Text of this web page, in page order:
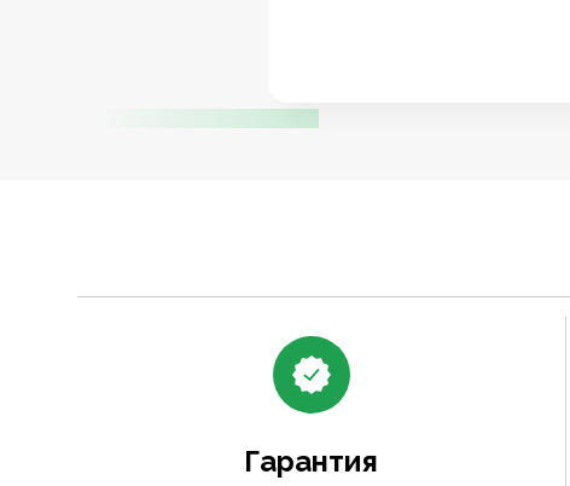
Гарантия